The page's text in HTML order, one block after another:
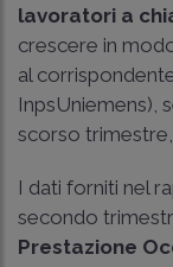
lavoratori a
crescere in
al
InpsUniemens),
scorso
I dati forniti nel
secondo
Prestazione